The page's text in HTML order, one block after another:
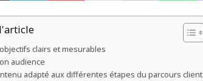
clairs et mesurables
audience
adapté aux différentes étapes du parcours client